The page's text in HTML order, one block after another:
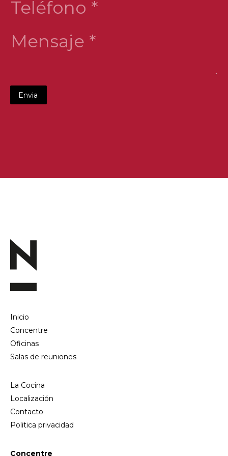
Mensaje *
Inicio
Concentre
Oficinas
Salas de reuniones
La Cocina
Localización
Contacto
Politica privacidad
Concentre